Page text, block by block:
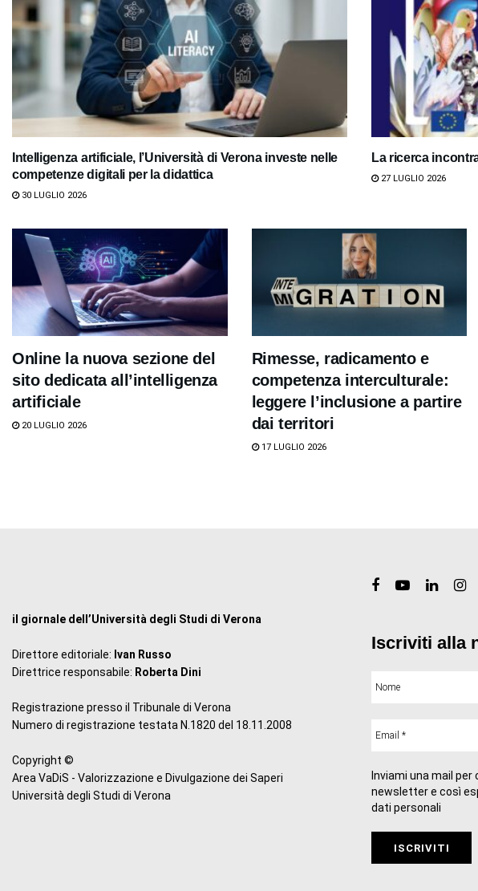
Intelligenza artificiale, l’Università di Verona investe nelle
competenze digitali per la didattica
30 LUGLIO 2026
La ricerca
27 LUGLIO 2026
Online la nuova sezione del
sito dedicata all’intelligenza
artificiale
20 LUGLIO 2026
Rimesse, radicamento e
competenza interculturale:
leggere l’inclusione a partire
dai territori
17 LUGLIO 2026
il giornale dell’Università degli Studi di Verona
Direttore editoriale: Ivan Russo
Direttrice responsabile: Roberta Dini
Registrazione presso il Tribunale di Verona
Numero di registrazione testata N.1820 del 18.11.2008
Copyright ©
Area VaDiS - Valorizzazione e Divulgazione dei Saperi
Università degli Studi di Verona
Iscriviti alla
Inviami una mail
newsletter e così
dati personali